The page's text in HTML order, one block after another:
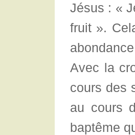
Jésus : «
fruit ».
Avec la
cours des
au cours
baptême